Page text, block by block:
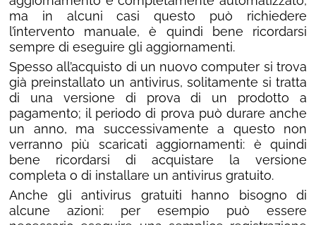
ma in alcuni casi questo può richiedere
l’intervento manuale, è quindi bene ricordarsi
sempre di eseguire gli aggiornamenti.
Spesso all’acquisto di un nuovo computer si trova
già preinstallato un antivirus, solitamente si tratta
di una versione di prova di un prodotto a
pagamento; il periodo di prova può durare anche
un anno, ma successivamente a questo non
verranno più scaricati aggiornamenti: è quindi
bene ricordarsi di acquistare la versione
completa o di installare un antivirus gratuito.
Anche gli antivirus gratuiti hanno bisogno di
alcune azioni: per esempio può essere